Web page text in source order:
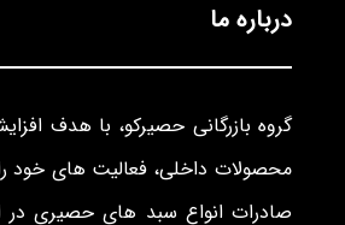
درباره ما
گروه بازرگانی حصیرکو، با هدف
محصولات داخلی، فعالیت های خود
صادرات انواع سبد های حصیری در